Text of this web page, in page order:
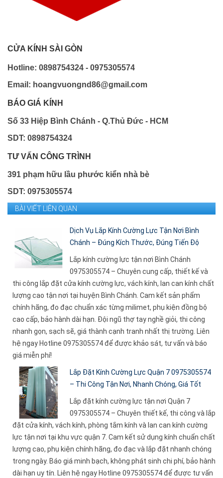
CỬA KÍNH SÀI GÒN
Hotline: 0898754324 - 0975305574
Email: hoangvuongnd86@gmail.com
BÁO GIÁ KÍNH
Số 33 Hiệp Bình Chánh - Q.Thủ Đức - HCM
SDT: 0898754324
TƯ VẤN CÔNG TRÌNH
391 phạm hữu lầu phước kiển nhà bè
SDT: 0975305574
BÀI VIẾT LIÊN QUAN
Dịch Vụ Lắp Kính Cường Lực Tận Nơi Bình
Chánh – Đúng Kích Thước, Đúng Tiến Độ
Lắp kính cường lực tận nơi Bình Chánh
0975305574 – Chuyên cung cấp, thiết kế và
thi công lắp đặt cửa kính cường lực, vách kính, lan can kính chất
lượng cao tận nơi tại huyện Bình Chánh. Cam kết sản phẩm
chính hãng, đo đạc chuẩn xác từng milimet, phụ kiện đồng bộ
cao cấp, bảo hành dài hạn. Đội ngũ thợ tay nghề giỏi, thi công
nhanh gọn, sạch sẽ, giá thành cạnh tranh nhất thị trường. Liên
hệ ngay Hotline 0975305574 để được khảo sát, tư vấn và báo
giá miễn phí!
Lắp Đặt Kính Cường Lực Quận 7 0975305574
– Thi Công Tận Nơi, Nhanh Chóng, Giá Tốt
Lắp đặt kính cường lực tận nơi Quận 7
0975305574 – Chuyên thiết kế, thi công và lắp
đặt cửa kính, vách kính, phòng tắm kính và lan can kính cường
lực tận nơi tại khu vực quận 7. Cam kết sử dụng kính chuẩn chất
lượng cao, phụ kiện chính hãng, đo đạc và lắp đặt nhanh chóng
trong ngày. Báo giá minh bạch, không phát sinh chi phí, bảo hành
dài hạn uy tín. Liên hệ ngay Hotline 0975305574 để được tư vấn